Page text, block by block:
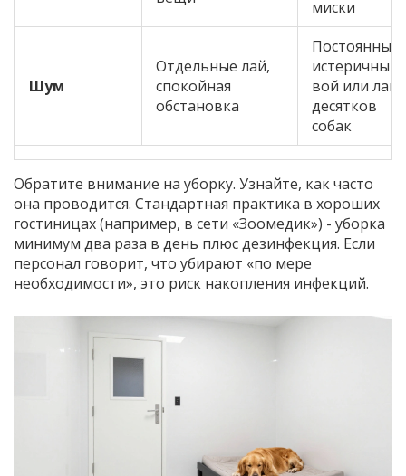
миски
Шум
Отдельные лай,
спокойная
обстановка
Постоянный
истеричный
вой или лай
десятков
собак
Обратите внимание на уборку. Узнайте, как часто
она проводится. Стандартная практика в хороших
гостиницах (например, в сети «Зоомедик») - уборка
минимум два раза в день плюс дезинфекция. Если
персонал говорит, что убирают «по мере
необходимости», это риск накопления инфекций.